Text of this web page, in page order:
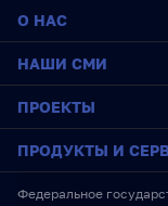
RU ENG 中
О НАС
История
Руководство
Стажировка
Новости
НАШИ СМИ
Sputnik
ИноСМИ
Baltnews
ПРОЕКТЫ
Конкурс имени
Пожалуйста, дышите!
ПРОДУКТЫ И
Медиабанк
Федеральное